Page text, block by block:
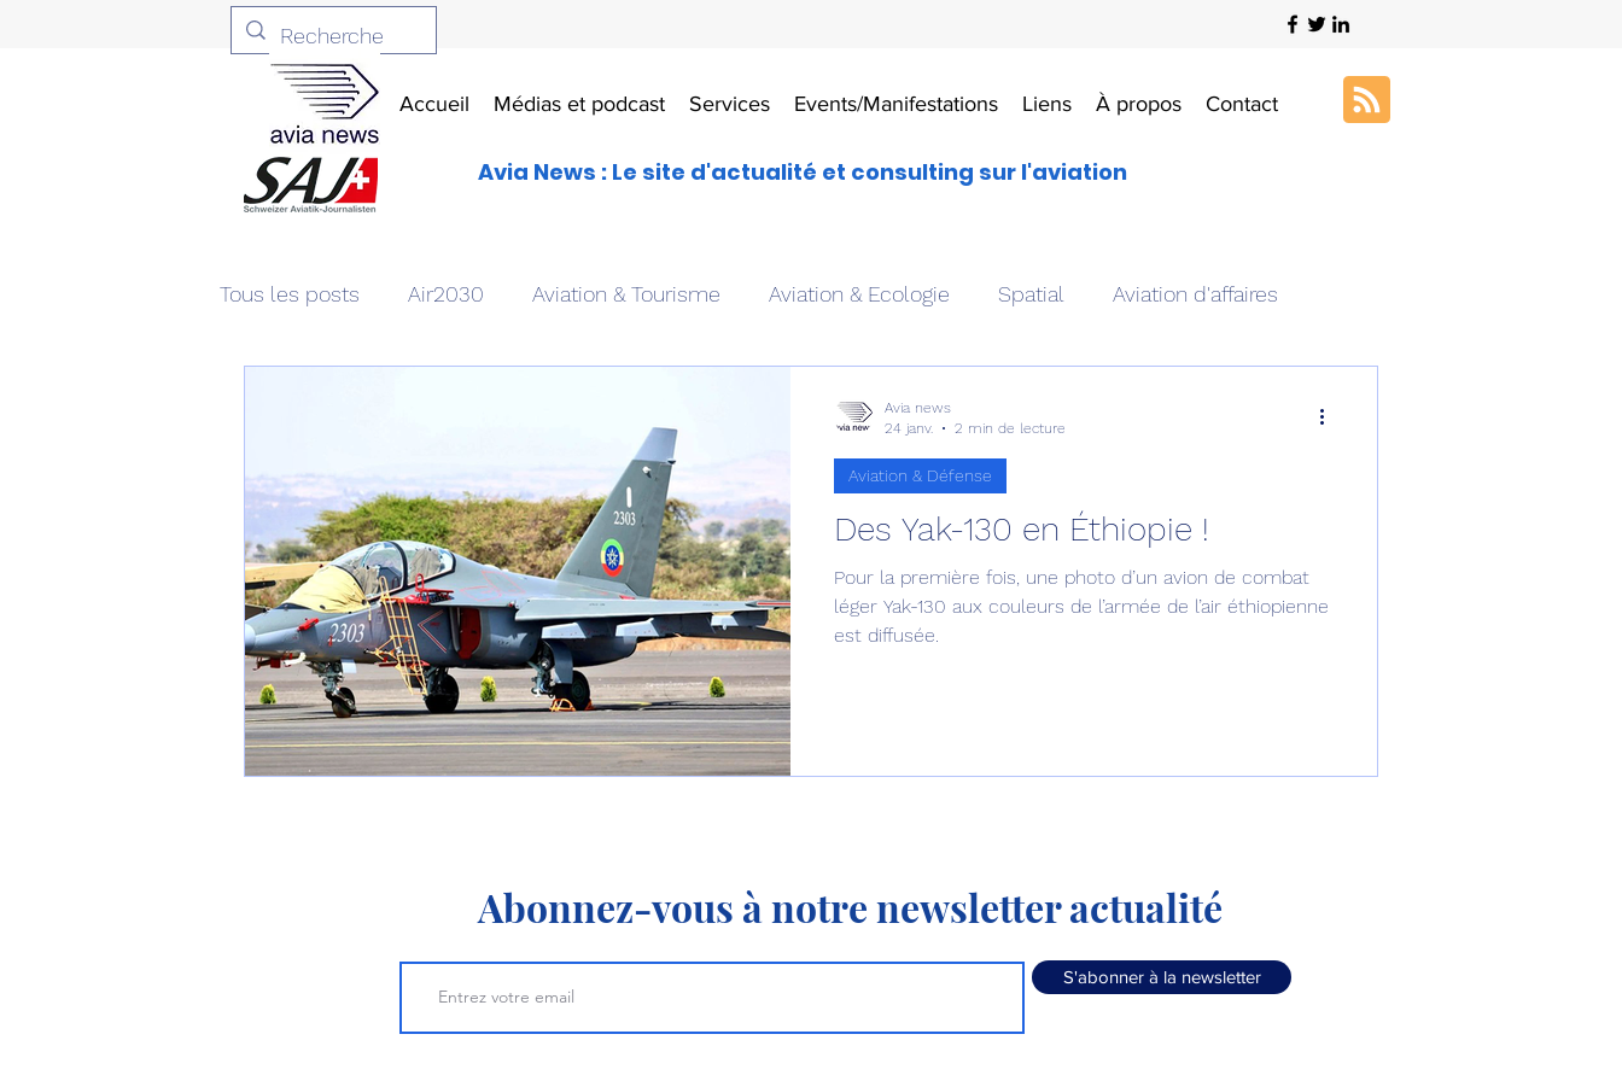
Accueil Médias et podcast Services Events/Manifestations Liens À propos Contact
Avia News : Le site d'actualité et consulting sur l'aviation
Tous les posts Air2030 Aviation & Tourisme Aviation & Ecologie Spatial Aviation d'affaires
Patrimoine aéronautique Avionique & pilotage Avion expérimental
1 er avril Motorisation Défense sol-air DSA Amphibie Drones Composante ESPACE
Shenyang J-35 Bombardier Global 6500 Fret aérien
Airbus H145M Opération militaire au Vénézuela Simulateur avion de combat Avionneurs
Des Yak-130 en Éthiopie !
Pour la première fois, une photo d’un avion de combat
léger Yak-130 aux couleurs de l’armée de l’air éthiopienne
est diffusée.
Aviation & Défense
Avia news
24 janv.
2 min de lecture
Abonnez-vous à notre newsletter actualité
S'abonner à la newsletter